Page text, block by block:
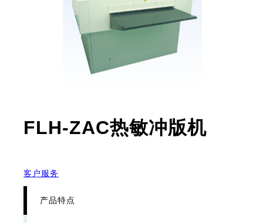
FLH-ZAC热敏冲版机- 产品
客户服务
产品特点